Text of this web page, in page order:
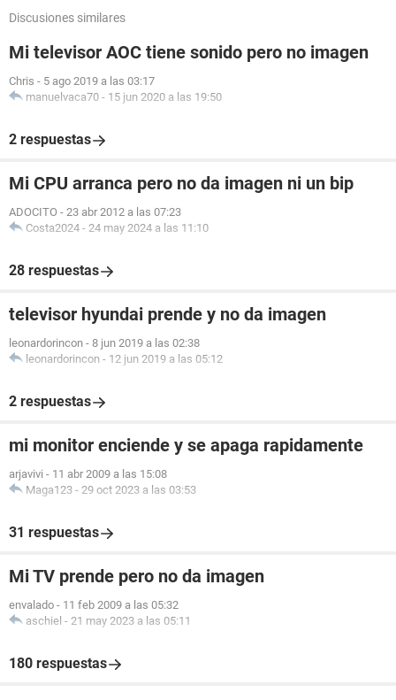
Discusiones similares
Mi televisor AOC tiene sonido pero no imagen
Chris - 5 ago 2019 a las 03:17
manuelvaca70 - 15 jun 2020 a las 19:50
2 respuestas
Mi CPU arranca pero no da imagen ni un bip
ADOCITO - 23 abr 2012 a las 07:23
Costa2024 - 24 may 2024 a las 11:10
28 respuestas
televisor hyundai prende y no da imagen
leonardorincon - 8 jun 2019 a las 02:38
leonardorincon - 12 jun 2019 a las 05:12
2 respuestas
mi monitor enciende y se apaga rapidamente
arjavivi - 11 abr 2009 a las 15:08
Maga123 - 29 oct 2023 a las 03:53
31 respuestas
Mi TV prende pero no da imagen
envalado - 11 feb 2009 a las 05:32
aschiel - 21 may 2023 a las 05:11
180 respuestas